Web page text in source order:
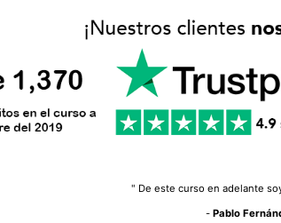
" De este curso en adelante
- Pablo